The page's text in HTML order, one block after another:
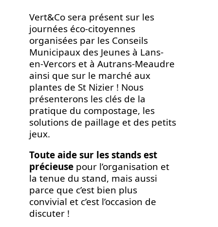
Vert&Co sera présent sur les
journées éco-citoyennes
organisées par les Conseils
Municipaux des Jeunes à Lans-
en-Vercors et à Autrans-Meaudre
ainsi que sur le marché aux
plantes de St Nizier ! Nous
présenterons les clés de la
pratique du compostage, les
solutions de paillage et des petits
jeux.
Toute aide sur les stands est
précieuse pour l’organisation et
la tenue du stand, mais aussi
parce que c’est bien plus
convivial et c’est l’occasion de
discuter !